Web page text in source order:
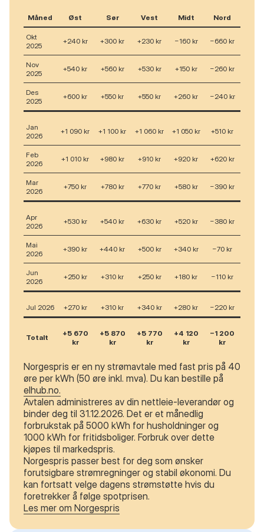
Måned Øst Sør Vest Midt Nord
Okt
2025
+240 kr +300 kr +230 kr −160 kr −660 kr
Nov
2025
+540 kr +560 kr +530 kr +150 kr −260 kr
Des
2025
+600 kr +550 kr +550 kr +260 kr −240 kr
Jan
2026
+1 090 kr +1 100 kr +1 060 kr +1 050 kr +510 kr
Feb
2026
+1 010 kr +980 kr +910 kr +920 kr +620 kr
Mar
2026
+750 kr +780 kr +770 kr +580 kr −390 kr
Apr
2026
+530 kr +540 kr +630 kr +520 kr −380 kr
Mai
2026
+390 kr +440 kr +500 kr +340 kr −70 kr
Jun
2026
+250 kr +310 kr +250 kr +180 kr −110 kr
Jul 2026 +270 kr +310 kr +340 kr +280 kr −220 kr
Totalt
+5 670
kr
+5 870
kr
+5 770
kr
+4 120
kr
−1 200
kr
Norgespris er en ny strømavtale med fast pris på 40
øre per kWh (50 øre inkl. mva). Du kan bestille på
elhub.no.
Avtalen administreres av din nettleie-leverandør og
binder deg til 31.12.2026. Det er et månedlig
forbrukstak på 5000 kWh for husholdninger og
1000 kWh for fritidsboliger. Forbruk over dette
kjøpes til markedspris.
Norgespris passer best for deg som ønsker
forutsigbare strømregninger og stabil økonomi. Du
kan fortsatt velge dagens strømstøtte hvis du
foretrekker å følge spotprisen.
Les mer om Norgespris